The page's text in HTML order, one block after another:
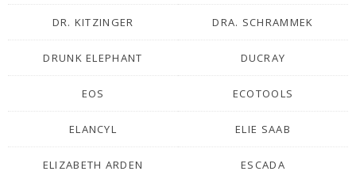
DR. KITZINGER DRA. SCHRAMMEK
DRUNK ELEPHANT DUCRAY
EOS ECOTOOLS
ELANCYL ELIE SAAB
ELIZABETH ARDEN ESCADA